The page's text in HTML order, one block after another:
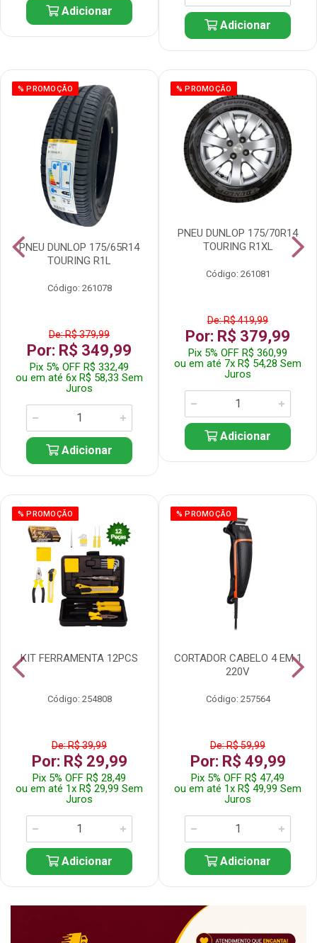
Adicionar
Adicionar
% PROMOÇÃO
PNEU DUNLOP 175/65R14
TOURING R1L
Código: 261078
De: R$ 379,99
Por: R$ 349,99
Pix 5% OFF R$ 332,49
ou em até 6x R$ 58,33 Sem
Juros
Adicionar
% PROMOÇÃO
PNEU DUNLOP 175/70R14
TOURING R1XL
Código: 261081
De: R$ 419,99
Por: R$ 379,99
Pix 5% OFF R$ 360,99
ou em até 7x R$ 54,28 Sem
Juros
Adicionar
% PROMOÇÃO
KIT FERRAMENTA 12PCS
Código: 254808
De: R$ 39,99
Por: R$ 29,99
Pix 5% OFF R$ 28,49
ou em até 1x R$ 29,99 Sem
Juros
Adicionar
% PROMOÇÃO
CORTADOR CABELO 4 EM 1
220V
Código: 257564
De: R$ 59,99
Por: R$ 49,99
Pix 5% OFF R$ 47,49
ou em até 1x R$ 49,99 Sem
Juros
Adicionar